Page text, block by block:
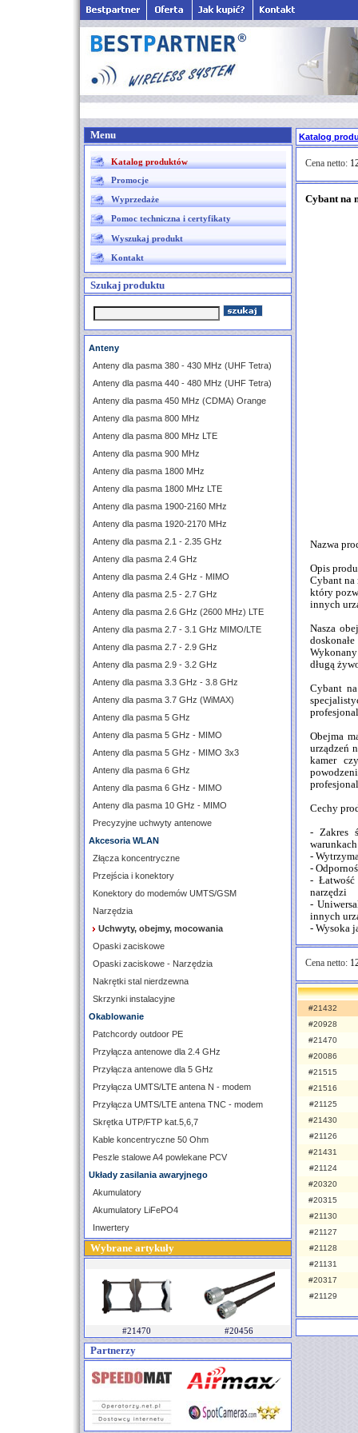
Menu
Katalog produktów
Promocje
Wyprzedaże
Pomoc techniczna i certyfikaty
Wyszukaj produkt
Kontakt
Szukaj produktu
Anteny
Anteny dla pasma 380 - 430 MHz (UHF Tetra)
Anteny dla pasma 440 - 480 MHz (UHF Tetra)
Anteny dla pasma 450 MHz (CDMA) Orange
Anteny dla pasma 800 MHz
Anteny dla pasma 800 MHz LTE
Anteny dla pasma 900 MHz
Anteny dla pasma 1800 MHz
Anteny dla pasma 1800 MHz LTE
Anteny dla pasma 1900-2160 MHz
Anteny dla pasma 1920-2170 MHz
Anteny dla pasma 2.1 - 2.35 GHz
Anteny dla pasma 2.4 GHz
Anteny dla pasma 2.4 GHz - MIMO
Anteny dla pasma 2.5 - 2.7 GHz
Anteny dla pasma 2.6 GHz (2600 MHz) LTE
Anteny dla pasma 2.7 - 3.1 GHz MIMO/LTE
Anteny dla pasma 2.7 - 2.9 GHz
Anteny dla pasma 2.9 - 3.2 GHz
Anteny dla pasma 3.3 GHz - 3.8 GHz
Anteny dla pasma 3.7 GHz (WiMAX)
Anteny dla pasma 5 GHz
Anteny dla pasma 5 GHz - MIMO
Anteny dla pasma 5 GHz - MIMO 3x3
Anteny dla pasma 6 GHz
Anteny dla pasma 6 GHz - MIMO
Anteny dla pasma 10 GHz - MIMO
Precyzyjne uchwyty antenowe
Akcesoria WLAN
Złącza koncentryczne
Przejścia i konektory
Konektory do modemów UMTS/GSM
Narzędzia
Uchwyty, obejmy, mocowania
Opaski zaciskowe
Opaski zaciskowe - Narzędzia
Nakrętki stal nierdzewna
Skrzynki instalacyjne
Okablowanie
Patchcordy outdoor PE
Przyłącza antenowe dla 2.4 GHz
Przyłącza antenowe dla 5 GHz
Przyłącza UMTS/LTE antena N - modem
Przyłącza UMTS/LTE antena TNC - modem
Skrętka UTP/FTP kat.5,6,7
Kable koncentryczne 50 Ohm
Peszle stalowe A4 powlekane PCV
Układy zasilania awaryjnego
Akumulatory
Akumulatory LiFePO4
Inwertery
Wybrane artykuły
#21470 #20456
Partnerzy
Katalog
Cena netto:
Cybant na
Nazwa
Opis
Cybant na
który
innych
Nasza
długą
Cybant
Obejma
urządzeń
kamer
Cechy
- Zakres
-
-
-
narzędzi
-
innych
- Wysoka
Cena netto:
#21432
#20928
#21470
#20086
#21515
#21516
#21125
#21430
#21126
#21431
#21124
#20320
#20315
#21130
#21127
#21128
#21131
#20317
#21129